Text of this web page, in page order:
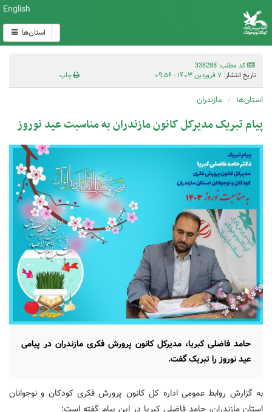
English
استان‌ها
کد مطلب: 338288
تاریخ انتشار: ۷ فروردین ۱۴۰۳ - ۰۹:۵۶ چاپ
استان‌ها مازندران
پیام تبریک مدیرکل کانون مازندران به مناسبت عید نوروز
حامد فاضلی کبریا، مدیرکل کانون پرورش فکری مازندران در پیامی
عید نوروز را تبریک گفت.
به گزارش روابط عمومی اداره کل کانون پرورش فکری کودکان و نوجوانان
استان مازندران، حامد فاضلی کبریا در این پیام گفته است: